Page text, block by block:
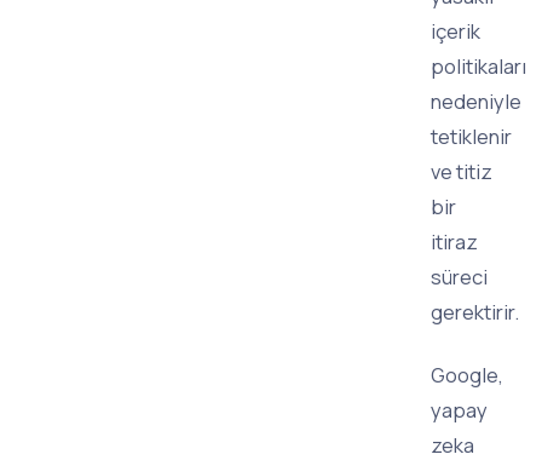
içerik
politikaları
nedeniyle
tetiklenir
ve titiz
bir
itiraz
süreci
gerektirir.
Google,
yapay
zeka